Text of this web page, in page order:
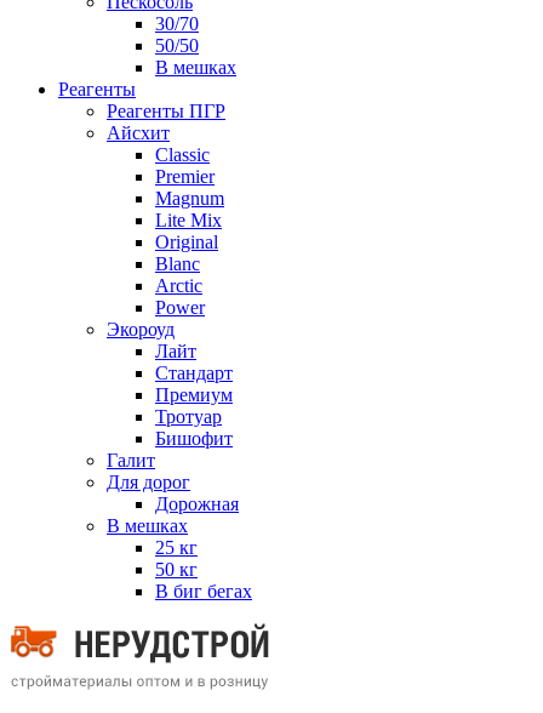
30/70
50/50
В мешках
Реагенты
Реагенты ПГР
Айсхит
Classic
Premier
Magnum
Lite Mix
Original
Blanc
Arctic
Power
Экороуд
Лайт
Стандарт
Премиум
Тротуар
Бишофит
Галит
Для дорог
Дорожная
В мешках
25 кг
50 кг
В биг бегах